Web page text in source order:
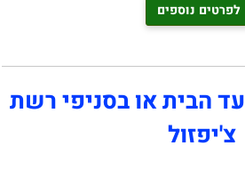
לפרטים נוספים
תיקון אייפון X עד הבית או בסניפי רשת
צ'יפזול